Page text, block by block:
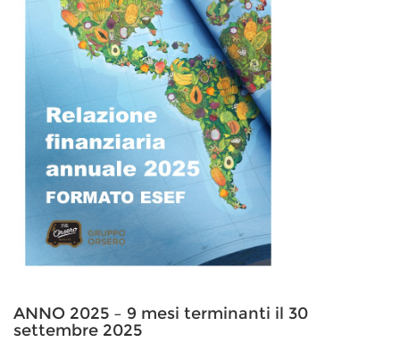
ANNO 2025 – 9 mesi terminanti il 30
settembre 2025